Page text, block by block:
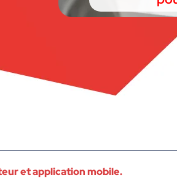
et application mobile.